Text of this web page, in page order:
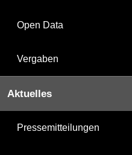
Open Data
Vergaben
Aktuelles
Pressemitteilungen